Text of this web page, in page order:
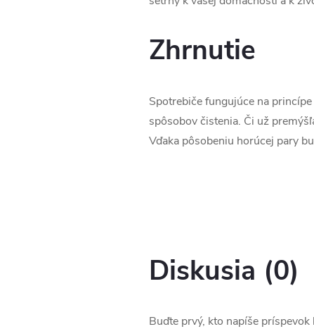
Zhrnutie
Spotrebiče fungujúce na
spôsobov čistenia. Či už
Vďaka pôsobeniu horúcej pary
Diskusia (0)
Buďte prvý, kto napíše príspevok